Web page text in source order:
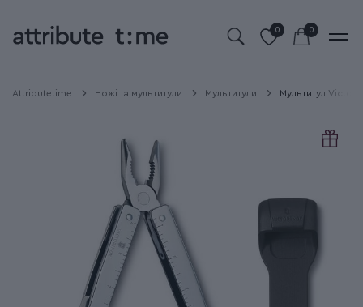
0 0
Attributetime Ножі та мультитули Мультитули Мультитул